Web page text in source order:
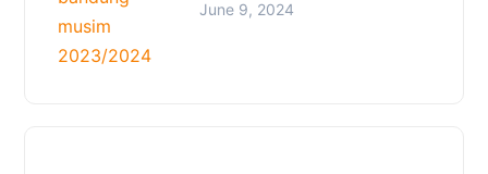
June 9, 2024